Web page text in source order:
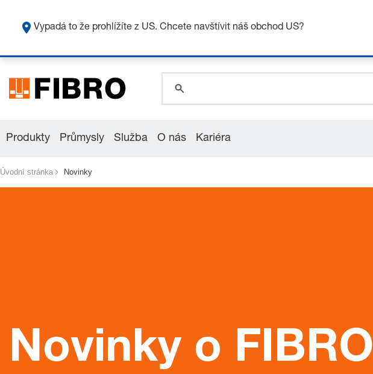
global.search.placeholder.name
Produkty Průmysly Služba O nás Kariéra
Úvodní stránka Novinky
Novinky o FIBRO
Vypadá to že prohlížíte z US. Chcete navštívit náš obchod US?